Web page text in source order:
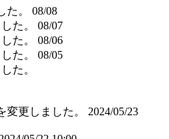
。
08/08
た。
08/07
た。
08/06
た。
08/05
た。
更しました。
2024/05/23